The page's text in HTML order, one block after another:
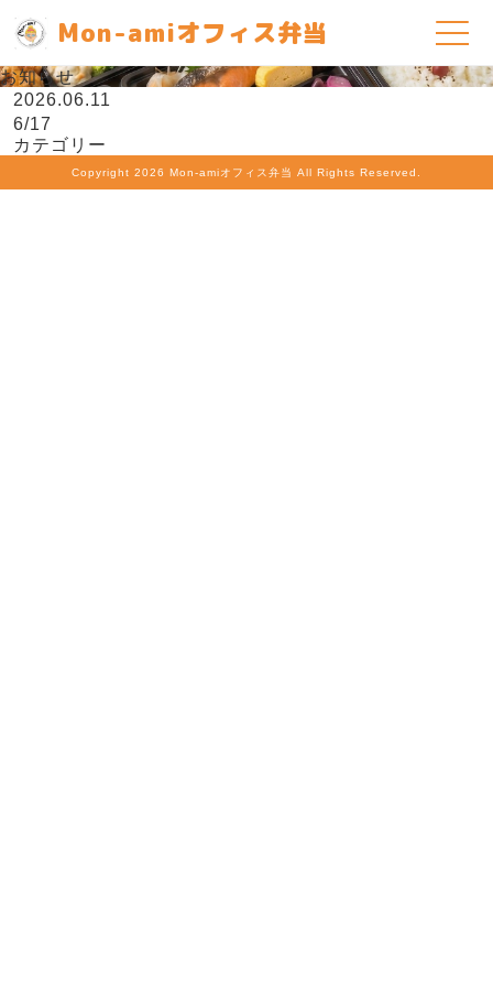
Mon-amiオフィス弁当
お知らせ
2026.06.11
6/17
カテゴリー
Copyright 2026 Mon-amiオフィス弁当 All Rights Reserved.